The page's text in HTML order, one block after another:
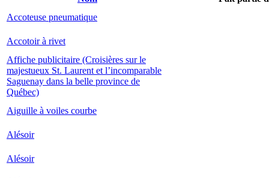
Accoteuse pneumatique
Accotoir à rivet
Affiche publicitaire (Croisières sur le
majestueux St. Laurent et l’incomparable
Saguenay dans la belle province de
Québec)
Aiguille à voiles courbe
Alésoir
Alésoir